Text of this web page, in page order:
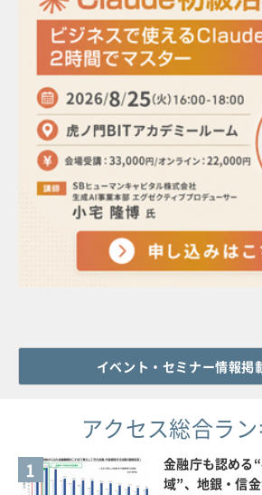
イベント・セミナー情報掲
アクセス総合ラ
1
金融庁も認める
域”、地銀・信